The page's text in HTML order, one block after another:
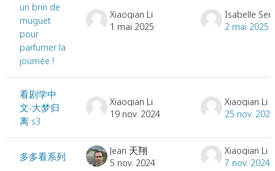
un brin de
muguet
pour
parfumer la
journée !
Xiaoqian Li
1 mai 2025
Isabelle
2 mai 2025
看剧学中
文-大梦归
离 s3
Xiaoqian Li
19 nov. 2024
Xiaoqian Li
25 nov. 2024
多多看系列
Jean 天翔
5 nov. 2024
Xiaoqian Li
7 nov. 2024